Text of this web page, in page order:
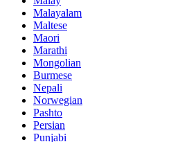
Malayalam
Maltese
Maori
Marathi
Mongolian
Burmese
Nepali
Norwegian
Pashto
Persian
Punjabi